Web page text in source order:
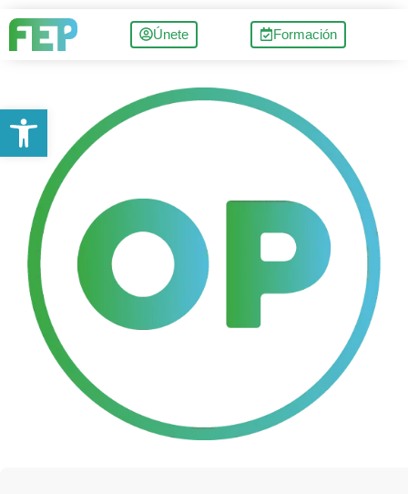
Únete Formación
Abrir barra de herramientas